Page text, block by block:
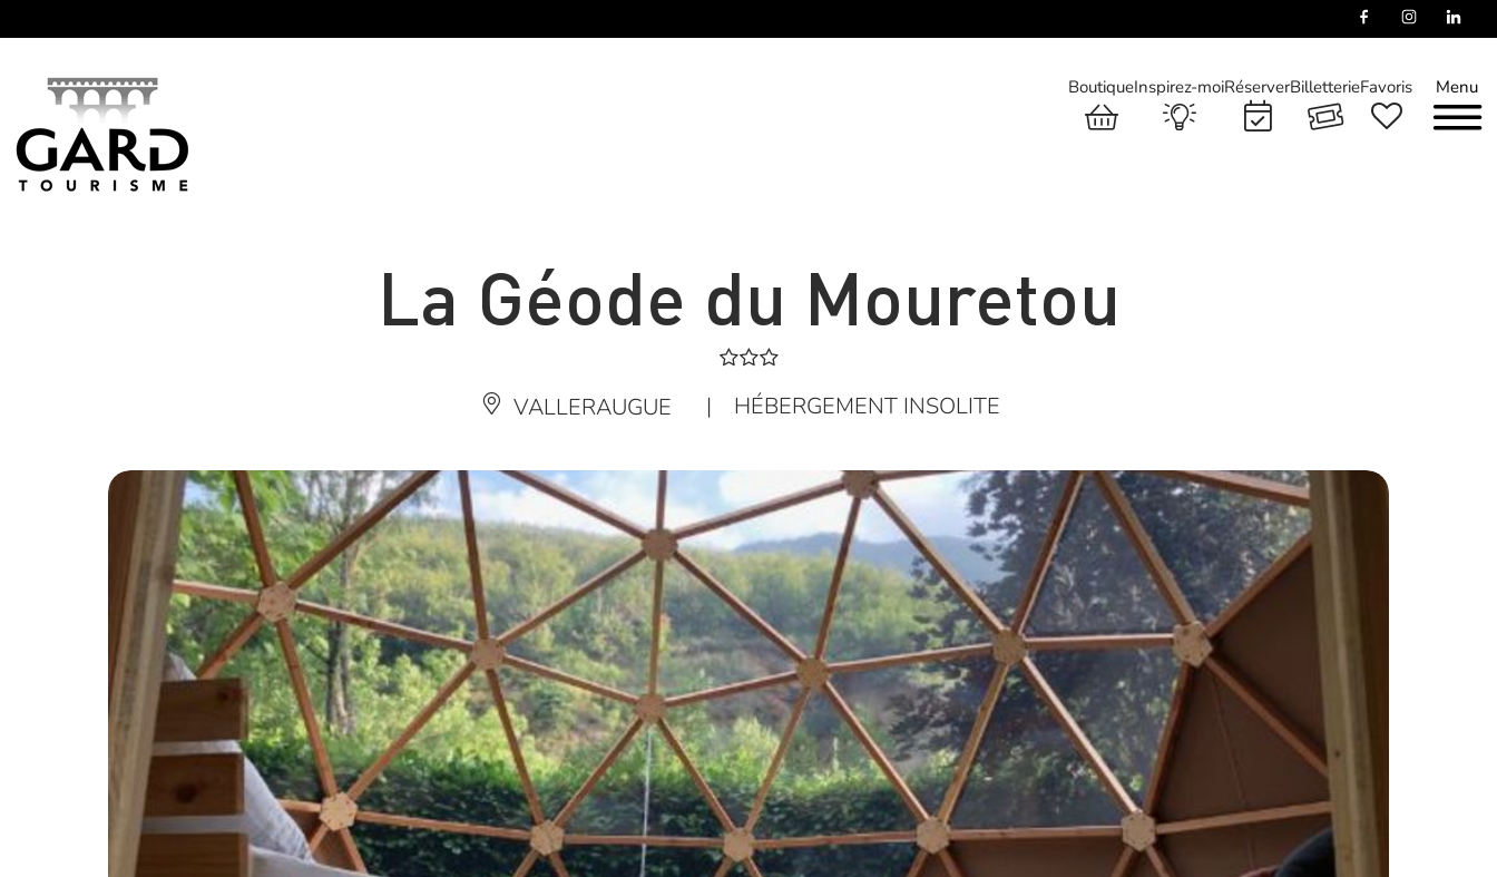
Menu
BoutiqueInspirez-moiRéserverBilletterieFavoris
La Géode du Mouretou
VALLERAUGUE | HÉBERGEMENT INSOLITE